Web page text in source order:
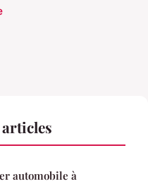
automobile à